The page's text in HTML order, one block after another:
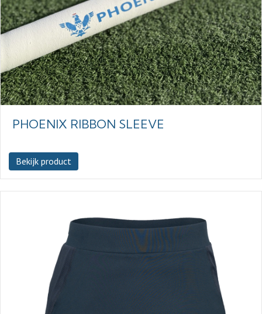
PHOENIX RIBBON SLEEVE
Bekijk product